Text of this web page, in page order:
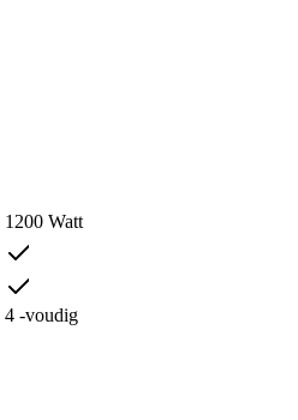
1200 Watt
4 -voudig